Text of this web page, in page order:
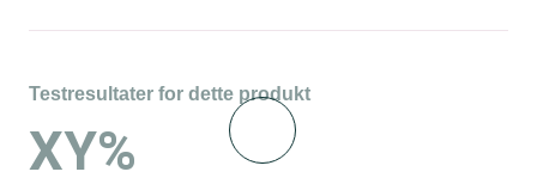
Testresultater for dette produkt
XY%